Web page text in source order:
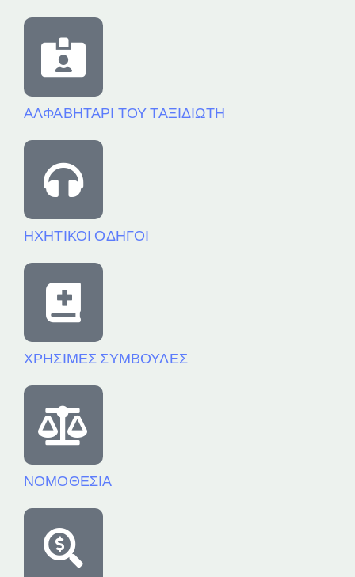
ΑΛΦΑΒΗΤΑΡΙ ΤΟΥ ΤΑΞΙΔΙΩΤΗ
ΗΧΗΤΙΚΟΙ ΟΔΗΓΟΙ
ΧΡΗΣΙΜΕΣ ΣΥΜΒΟΥΛΕΣ
ΝΟΜΟΘΕΣΙΑ